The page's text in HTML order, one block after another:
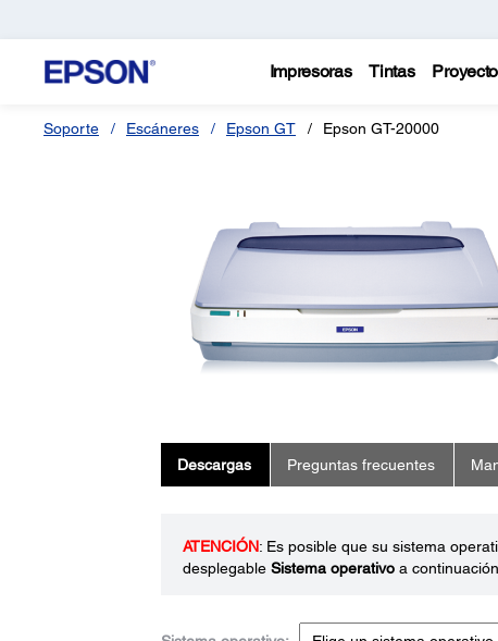
Impresoras Tintas
Soporte Escáneres Epson GT Epson GT-20000
Descargas Preguntas frecuentes
ATENCIÓN: Es posible que su sistema
desplegable Sistema operativoa